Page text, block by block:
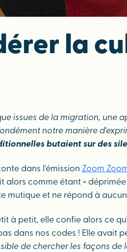
la
issues de la migration, une
notre manière
butaient sur des
dans l'émission Zoom
comme étant « déprimée
mutique et ne répond à
à petit, elle confie alors ce
dans nos codes ! Elle avait
de chercher les façons de